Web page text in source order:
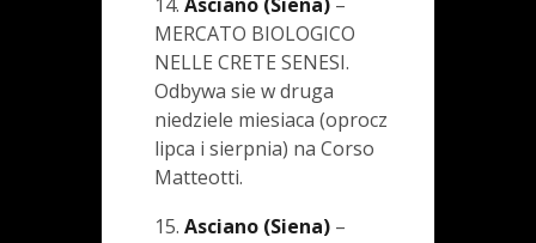
MERCATO BIOLOGICO
NELLE CRETE SENESI.
Odbywa sie w druga
niedziele miesiaca (oprocz
lipca i sierpnia) na Corso
Matteotti.
15. Asciano (Siena) –